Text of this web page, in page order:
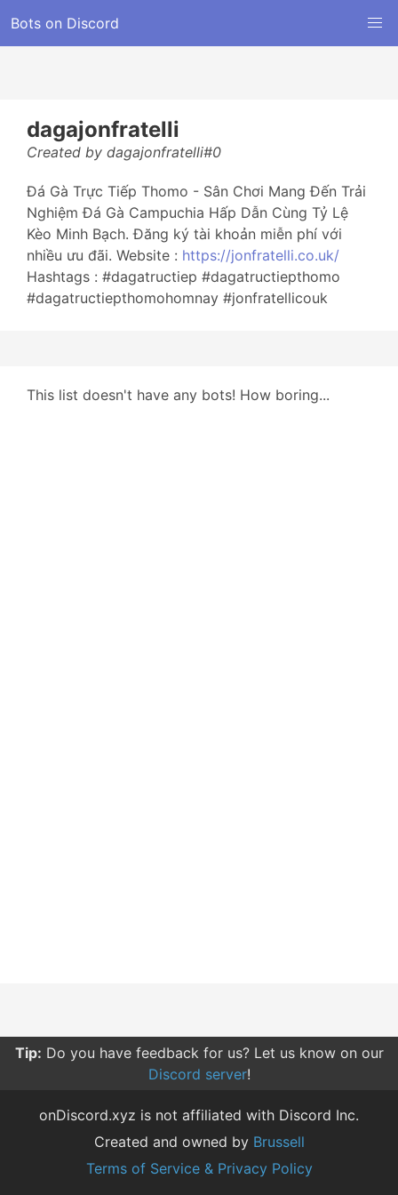
Bots on Discord
dagajonfratelli
Created by dagajonfratelli#0
Đá Gà Trực Tiếp Thomo - Sân Chơi Mang Đến Trải
Nghiệm Đá Gà Campuchia Hấp Dẫn Cùng Tỷ Lệ
Kèo Minh Bạch. Đăng ký tài khoản miễn phí với
nhiều ưu đãi. Website : https://jonfratelli.co.uk/
Hashtags : #dagatructiep #dagatructiepthomo
#dagatructiepthomohomnay #jonfratellicouk
This list doesn't have any bots! How boring...
Tip: Do you have feedback for us? Let us know on our
Discord server!
onDiscord.xyz is not affiliated with Discord Inc.
Created and owned by Brussell
Terms of Service & Privacy Policy